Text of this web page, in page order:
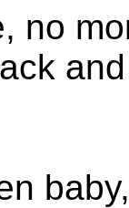
no